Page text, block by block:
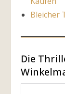
Bleicher
Die